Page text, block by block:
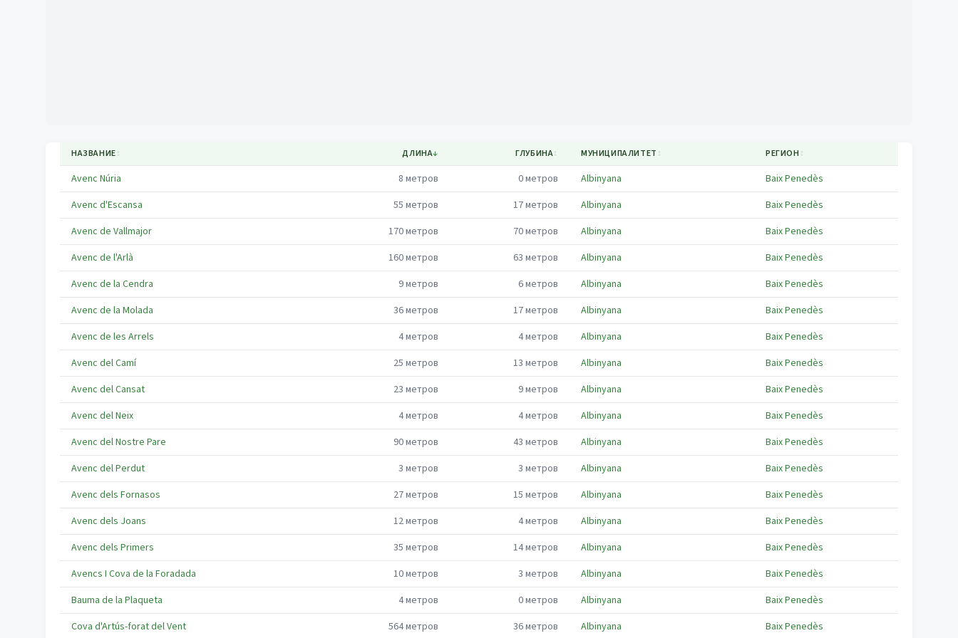
НАЗВАНИЕ↕ ДЛИНА↓ ГЛУБИНА↕ МУНИЦИПАЛИТЕТ ↕ РЕГИОН ↕
Avenc Núria 8 метров 0метров Albinyana
Baix Penedès
Avenc d'Escansa
55 метров 17метров Albinyana
Baix Penedès
Avenc de Vallmajor
170метров 70метров Albinyana
Baix Penedès
Avenc de l'Arlà
160метров 63 метров Albinyana
Baix Penedès
Avenc de la Cendra
9метров 6метров Albinyana
Baix Penedès
Avenc de la Molada
36метров 17метров Albinyana
Baix Penedès
Avenc de les Arrels
4метров 4метров Albinyana
Baix Penedès
Avenc del Camí
25 метров 13 метров Albinyana
Baix Penedès
Avenc del Cansat
23 метров 9метров Albinyana
Baix Penedès
Avenc del Neix
4метров 4метров Albinyana
Baix Penedès
Avenc del Nostre Pare
90метров 43 метров Albinyana
Baix Penedès
Avenc del Perdut
3 метров 3 метров Albinyana
Baix Penedès
Avenc dels Fornasos
27метров 15 метров Albinyana
Baix Penedès
Avenc dels Joans
12метров 4метров Albinyana
Baix Penedès
Avenc dels Primers
35 метров 14метров Albinyana
Baix Penedès
Avencs I Cova de la Foradada
10метров 3 метров Albinyana
Baix Penedès
Bauma de la Plaqueta
4метров 0метров Albinyana
Baix Penedès
Cova d'Artús-forat del Vent
564метров 36метров Albinyana Baix Penedès